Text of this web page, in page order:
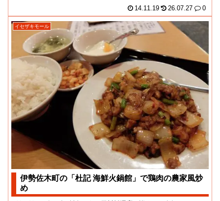
14.11.19 26.07.27 0
イセザキモール
伊勢佐木町の「杜記 海鮮火鍋館」で鶏肉の農家風炒
め